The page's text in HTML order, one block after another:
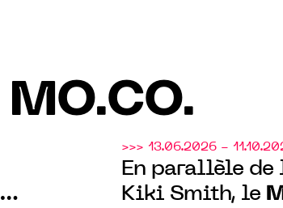
MO.CO.
>>> 13.06.2026 -
En parallèle de
Kiki Smith, le